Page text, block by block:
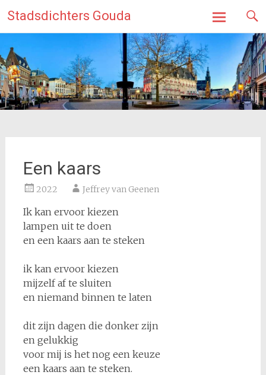
naar
de
inhoud
Stadsdichters Gouda
Een kaars
2022 Jeffrey van Geenen
Ik kan ervoor kiezen
lampen uit te doen
en een kaars aan te steken
ik kan ervoor kiezen
mijzelf af te sluiten
en niemand binnen te laten
dit zijn dagen die donker zijn
en gelukkig
voor mij is het nog een keuze
een kaars aan te steken.